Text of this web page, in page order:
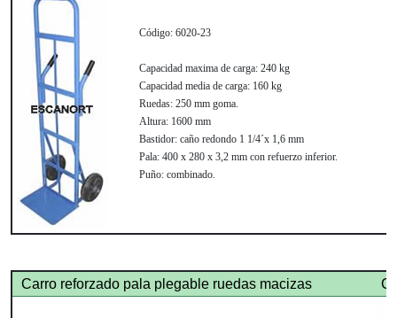
Código: 6020-23
Capacidad maxima de carga: 240 kg
Capacidad media de carga: 160 kg
Ruedas: 250 mm goma.
Altura: 1600 mm
Bastidor: caño redondo 1 1/4´x 1,6 mm
Pala: 400 x 280 x 3,2 mm con refuerzo inferior.
Puño: combinado.
Carro reforzado pala plegable ruedas macizas